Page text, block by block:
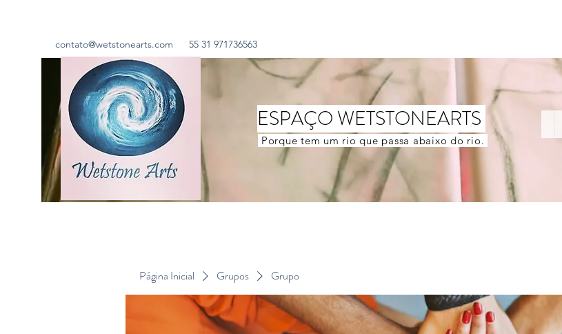
contato@wetstonearts.com 55 31 971736563
ESPAÇO WETSTONEARTS
Porque tem um rio que passa abaixo do rio.
Página Inicial Grupos Grupo